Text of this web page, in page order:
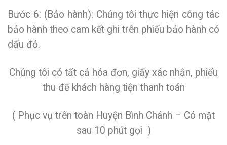
Bước 6: (Bảo hành): Chúng tôi thực hiện công tác
bảo hành theo cam kết ghi trên phiếu bảo hành có
dấu đỏ.
Chúng tôi có tất cả hóa đơn, giấy xác nhận, phiếu
thu để khách hàng tiện thanh toán
( Phục vụ trên toàn Huyện Bình Chánh – Có mặt
sau 10 phút gọi )